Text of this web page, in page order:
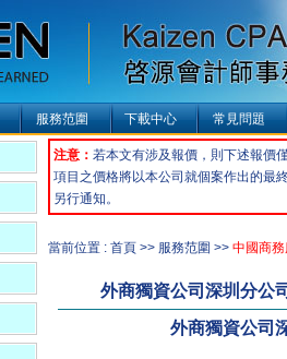
服務范圍 下載中心 常見問題
注意： 若本文有涉及報價，則下述報價
項目之價格將以本公司就個案作出的最
另行通知。
當前位置 : 首頁 >> 服務范圍 >> 中國商
外商獨資公司深圳分公
外商獨資公司